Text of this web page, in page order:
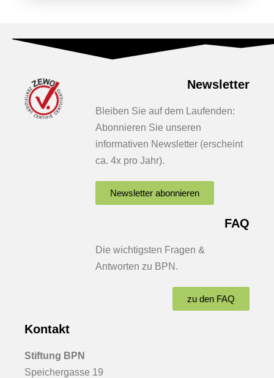
Newsletter
Bleiben Sie auf dem Laufenden:
Abonnieren Sie unseren
informativen Newsletter (erscheint
ca. 4x pro Jahr).
Newsletter abonnieren
FAQ
Die wichtigsten Fragen &
Antworten zu BPN.
zu den FAQ
Kontakt
Stiftung BPN
Speichergasse 19